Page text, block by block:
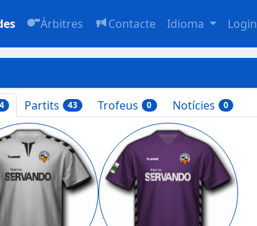
Àrbitres Contacte Idioma Login
4 Partits 43 Trofeus 0 Notícies 0